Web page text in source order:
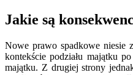
Jakie są
Nowe prawo spadkowe niesie
kontekście podziału majątku
majątku. Z drugiej strony